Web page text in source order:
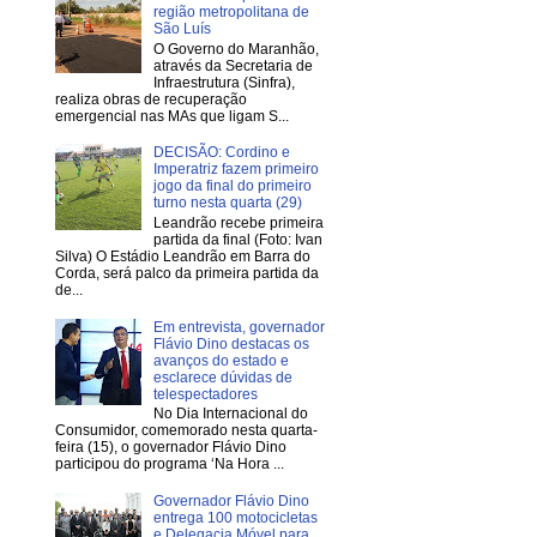
região metropolitana de
São Luís
O Governo do Maranhão,
através da Secretaria de
Infraestrutura (Sinfra),
realiza obras de recuperação
emergencial nas MAs que ligam S...
DECISÃO: Cordino e
Imperatriz fazem primeiro
jogo da final do primeiro
turno nesta quarta (29)
Leandrão recebe primeira
partida da final (Foto: Ivan
Silva) O Estádio Leandrão em Barra do
Corda, será palco da primeira partida da
de...
Em entrevista, governador
Flávio Dino destacas os
avanços do estado e
esclarece dúvidas de
telespectadores
No Dia Internacional do
Consumidor, comemorado nesta quarta-
feira (15), o governador Flávio Dino
participou do programa ‘Na Hora ...
Governador Flávio Dino
entrega 100 motocicletas